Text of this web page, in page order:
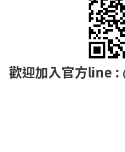
歡迎加入官方line :